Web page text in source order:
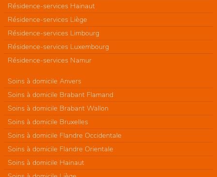
Résidence-services Hainaut
Résidence-services Liège
Résidence-services Limbourg
Résidence-services Luxembourg
Résidence-services Namur
Soins à domicile Anvers
Soins à domicile Brabant Flamand
Soins à domicile Brabant Wallon
Soins à domicile Bruxelles
Soins à domicile Flandre Occidentale
Soins à domicile Flandre Orientale
Soins à domicile Hainaut